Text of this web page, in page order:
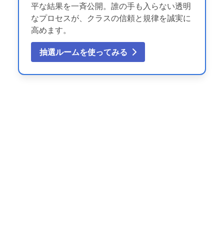
平な結果を一斉公開。誰の手も入らない透明
なプロセスが、クラスの信頼と規律を誠実に
高めます。
抽選ルームを使ってみる